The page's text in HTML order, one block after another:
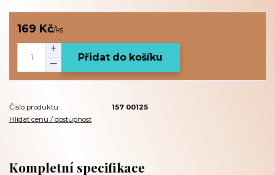
169 Kč/ks
Přidat do košíku
Číslo produktu:
157 00125
Hlídat cenu / dostupnost
Kompletní specifikace